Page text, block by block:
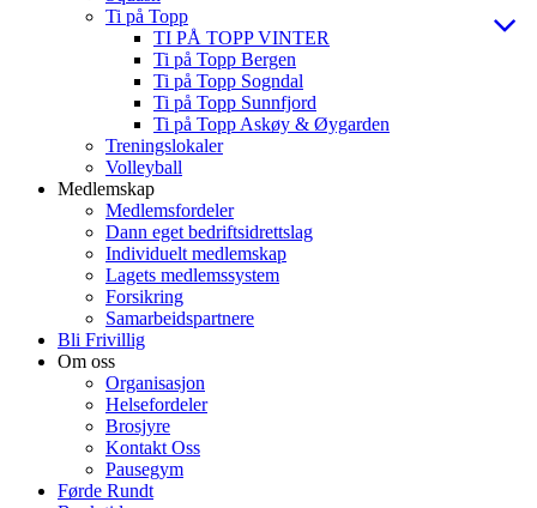
Ti på Topp
TI PÅ TOPP VINTER
Ti på Topp Bergen
Ti på Topp Sogndal
Ti på Topp Sunnfjord
Ti på Topp Askøy & Øygarden
Treningslokaler
Volleyball
Medlemskap
Medlemsfordeler
Dann eget bedriftsidrettslag
Individuelt medlemskap
Lagets medlemssystem
Forsikring
Samarbeidspartnere
Bli Frivillig
Om oss
Organisasjon
Helsefordeler
Brosjyre
Kontakt Oss
Pausegym
Førde Rundt